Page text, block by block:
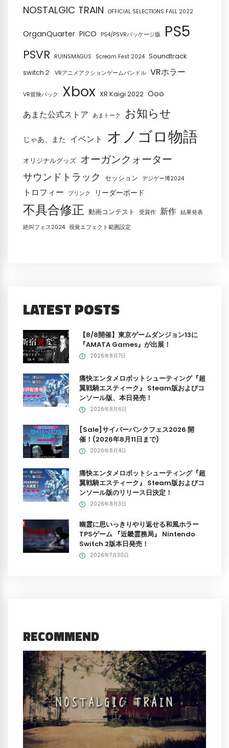
NOSTALGIC TRAIN OFFICIAL SELECTIONS FALL 2022
OrganQuarter PICO PS4/PSVRパッケージ版 PS5
PSVR RUINSMAGUS Scream Fest 2024 Soundtrack
switch２
VRアニメアクションゲームバンドル VRホラー
VR冒険パック Xbox XR Kaigi 2022 Öoo
あまた公式ストア あまトーク お知らせ
じゃあ、また イベント オノゴロ物語
オリジナルグッズ オーガンクォーター
サウンドトラック セッション デジゲー博2024
トロフィー ブリンク リーダーボード
不具合修正 動画コンテスト 受賞作 新作 結果発表
絶叫フェス2024 視覚エフェクト範囲設定
LATEST POSTS
【8/8開催】東京ゲームダンジョン13に
『AMATA Games』が出展！
2026年8月7日
痛快エンタメロボットシューティング『超
翼戦騎エスティーク』 Steam版およびコ
ンソール版、本日発売！
2026年8月6日
[Sale]サイバーパンクフェス2026 開
催！(2026年8月11日まで)
2026年8月4日
痛快エンタメロボットシューティング『超
翼戦騎エスティーク』 Steam版およびコ
ンソール版のリリース日決定！
2026年8月3日
幽霊に思いっきりやり返せる和風ホラー
TPSゲーム 『近畿霊務局』 Nintendo
Switch 2版本日発売！
2026年7月30日
RECOMMEND